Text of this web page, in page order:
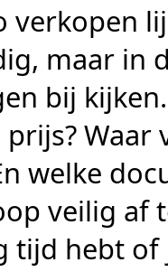
verkopen
maar in
bij
welke
veilig af
tijd hebt